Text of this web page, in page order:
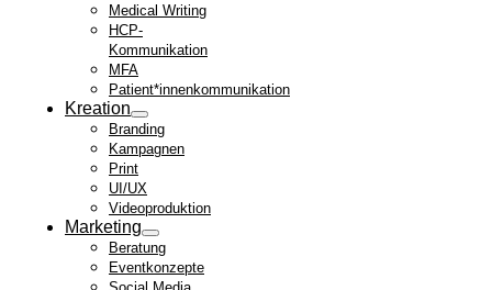
Medical Writing
HCP-
Kommunikation
MFA
Patient*innenkommunikation
Kreation
Branding
Kampagnen
Print
UI/UX
Videoproduktion
Marketing
Beratung
Eventkonzepte